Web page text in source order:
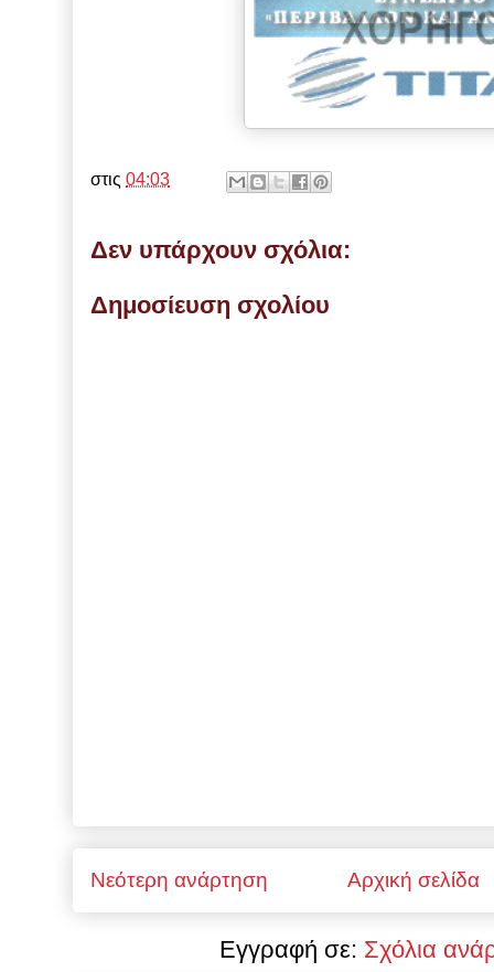
στις 04:03
Δεν υπάρχουν σχόλια:
Δημοσίευση σχολίου
Νεότερη ανάρτηση Αρχική σελίδα
Εγγραφή σε: Σχόλια